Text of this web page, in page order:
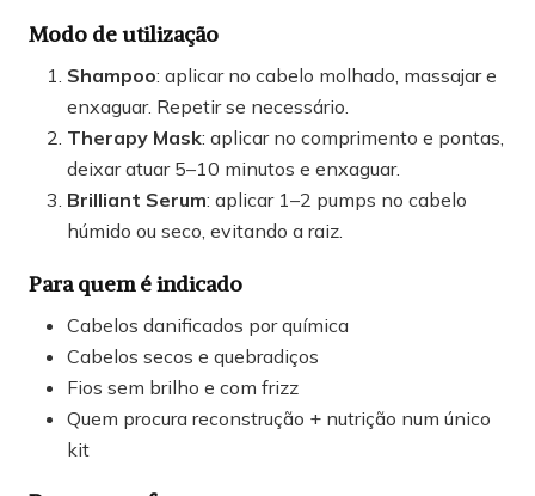
Modo de utilização
Shampoo: aplicar no cabelo molhado, massajar e
enxaguar. Repetir se necessário.
Therapy Mask: aplicar no comprimento e pontas,
deixar atuar 5–10 minutos e enxaguar.
Brilliant Serum: aplicar 1–2 pumps no cabelo
húmido ou seco, evitando a raiz.
Para quem é indicado
Cabelos danificados por química
Cabelos secos e quebradiços
Fios sem brilho e com frizz
Quem procura reconstrução + nutrição num único
kit